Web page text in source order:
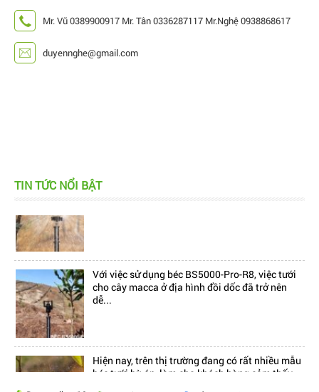
Mr. Vũ 0389900917 Mr. Tân 0336287117 Mr.Nghệ 0938868617
duyennghe@gmail.com
TIN TỨC NỔI BẬTHiện nay, trên thị trường đang có rất nhiều mẫu
béc tưới bù áp, làm cho khách hàng cảm thấy...
Với việc sử dụng béc BS5000-Pro-R8, việc tưới
cho cây macca ở địa hình đồi dốc đã trở nên
dễ...
Hiện nay, trên thị trường đang có rất nhiều mẫu
béc tưới bù áp, làm cho khách hàng cảm thấy...